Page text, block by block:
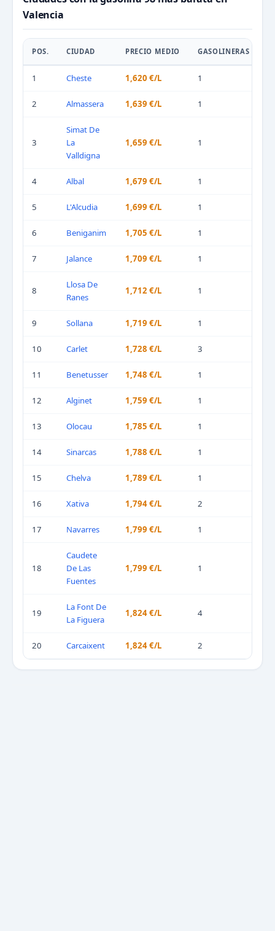
Valencia
POS. CIUDAD PRECIO MEDIO GASOLINERAS
1 Cheste 1,620 €/L 1
2 Almassera 1,639 €/L 1
3
Simat De
La
Valldigna
1,659 €/L 1
4 Albal 1,679 €/L 1
5 L'Alcudia 1,699 €/L 1
6 Beniganim 1,705 €/L 1
7 Jalance 1,709 €/L 1
8
Llosa De
Ranes
1,712 €/L 1
9 Sollana 1,719 €/L 1
10 Carlet 1,728 €/L 3
11 Benetusser 1,748 €/L 1
12 Alginet 1,759 €/L 1
13 Olocau 1,785 €/L 1
14 Sinarcas 1,788 €/L 1
15 Chelva 1,789 €/L 1
16 Xativa 1,794 €/L 2
17 Navarres 1,799 €/L 1
18
Caudete
De Las
Fuentes
1,799 €/L 1
19
La Font De
La Figuera
1,824 €/L 4
20 Carcaixent 1,824 €/L 2